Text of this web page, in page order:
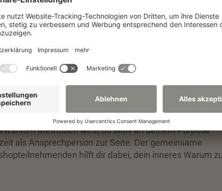
dir diese Frage schon einmal gestellt. die Antwort
leicht, aber vor allem für Unternehmen extrem wichtig.
Werten - einen klaren Kompass für alle
treffen musst. Je klarer dein “Warum"
auch schwere Entscheidungen fallen.
mit Hilfe deiner Werte und Prinzipien und
für dich und dein Unternehmen erkunden.
Methoden wirst du aktiv an deinem Purpose
als Ansprechperson zur Seite. Der gemeinsame
hilft dir dabei, dein inneres Warum